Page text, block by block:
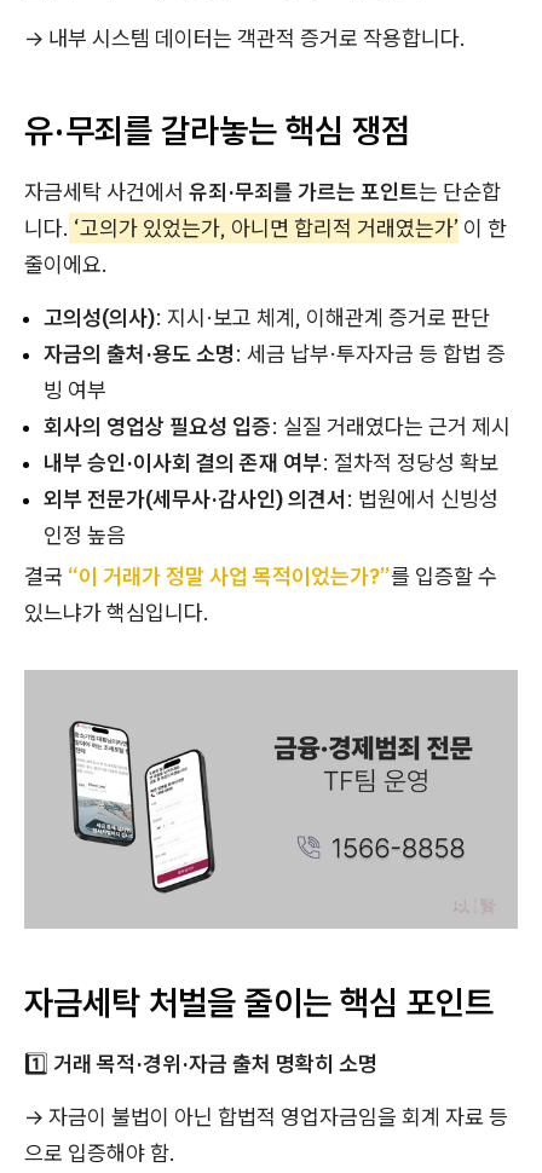
→ 내부 시스템 데이터는 객관적 증거로 작용합니다.
유·무죄를 갈라놓는 핵심 쟁점
자금세탁 사건에서 유죄·무죄를 가르는 포인트는 단순합
니다. ‘고의가 있었는가, 아니면 합리적 거래였는가’ 이 한
줄이에요.
고의성(의사): 지시·보고 체계, 이해관계 증거로 판단
자금의 출처·용도 소명: 세금 납부·투자자금 등 합법 증
빙 여부
회사의 영업상 필요성 입증: 실질 거래였다는 근거 제시
내부 승인·이사회 결의 존재 여부: 절차적 정당성 확보
외부 전문가(세무사·감사인) 의견서: 법원에서 신빙성
인정 높음
결국 “이 거래가 정말 사업 목적이었는가?”를 입증할 수
있느냐가 핵심입니다.
자금세탁 처벌을 줄이는 핵심 포인트
1️⃣ 거래 목적·경위·자금 출처 명확히 소명
→ 자금이 불법이 아닌 합법적 영업자금임을 회계 자료 등
으로 입증해야 함.